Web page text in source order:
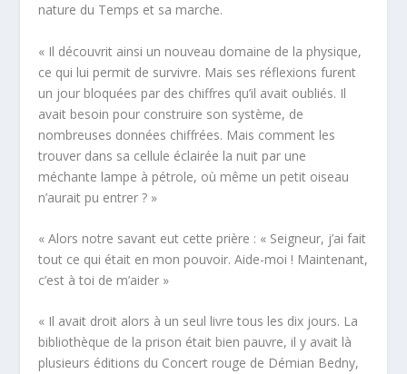
nature du Temps et sa marche.
« Il découvrit ainsi un nouveau domaine de la physique,
ce qui lui permit de survivre. Mais ses réflexions furent
un jour bloquées par des chiffres qu’il avait oubliés. Il
avait besoin pour construire son système, de
nombreuses données chiffrées. Mais comment les
trouver dans sa cellule éclairée la nuit par une
méchante lampe à pétrole, où même un petit oiseau
n’aurait pu entrer ? »
« Alors notre savant eut cette prière : « Seigneur, j’ai fait
tout ce qui était en mon pouvoir. Aide-moi ! Maintenant,
c’est à toi de m’aider »
« Il avait droit alors à un seul livre tous les dix jours. La
bibliothèque de la prison était bien pauvre, il y avait là
plusieurs éditions du Concert rouge de Démian Bedny,